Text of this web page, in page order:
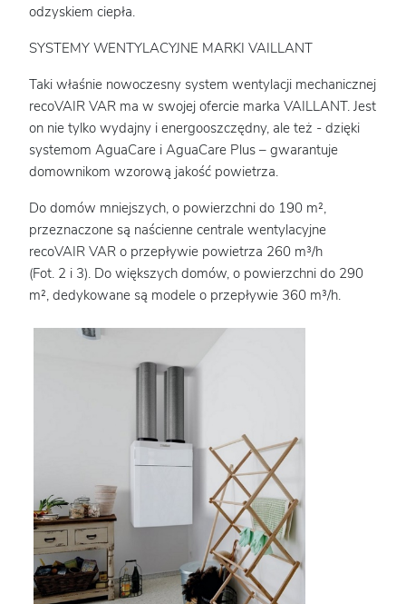
odzyskiem ciepła.
SYSTEMY WENTYLACYJNE MARKI VAILLANT
Taki właśnie nowoczesny system wentylacji mechanicznej
recoVAIR VAR ma w swojej ofercie marka VAILLANT. Jest
on nie tylko wydajny i energooszczędny, ale też - dzięki
systemom AguaCare i AguaCare Plus – gwarantuje
domownikom wzorową jakość powietrza.
Do domów mniejszych, o powierzchni do 190 m²,
przeznaczone są naścienne centrale wentylacyjne
recoVAIR VAR o przepływie powietrza 260 m³/h
(Fot. 2 i 3). Do większych domów, o powierzchni do 290
m², dedykowane są modele o przepływie 360 m³/h.